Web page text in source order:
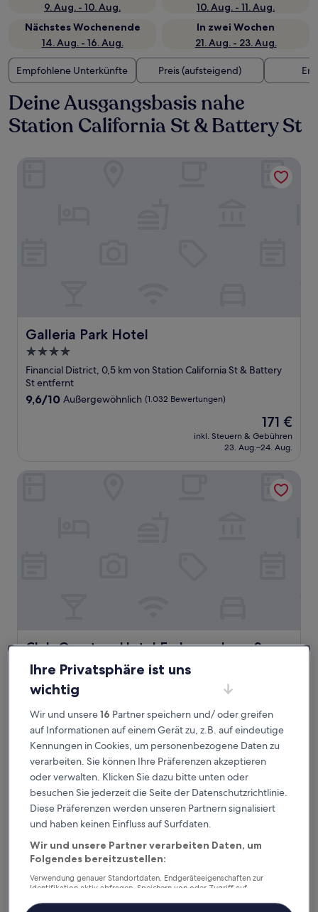
9. Aug. - 10. Aug.
10. Aug. - 11. Aug.
Nächstes Wochenende
14. Aug. - 16. Aug.
In zwei Wochen
21. Aug. - 23. Aug.
Empfohlene Unterkünfte Preis (aufsteigend)
Deine Ausgangsbasis nahe
Station California St & Battery St
Galleria Park Hotel
Galleria Park Hotel
4.0-
Sterne-
Unterkunft
Financial District, 0,5 km von Station California St & Battery
St entfernt
9.6
9,6/10 Außergewöhnlich (1.032 Bewertungen)
Der
Preis
beträgt
171 €
inkl. Steuern & Gebühren
23. Aug.–24. Aug.
Club Quarters Hotel Embarcadero, San
Francisco
Club Quarters Hotel Embarcadero, San Francisco
4.0-
Sterne-
Unterkunft
Financial District, 0,2 km von Station California St & Battery
St entfernt
8.8
von
10,
Hervorragend,
(3.420
Bewertungen)
8,8/10 Hervorragend (3.420 Bewertungen)
Der
Preis
142 €
142 €
inkl. Steuern & Gebühren
23. Aug.–24. Aug.
Four Seasons Hotel San Francisco at Embarcadero
Ihre Privatsphäre ist uns
wichtig
Wir und unsere16 Partner speichern und/ oder greifen
auf Informationen auf einem Gerät zu, z.B. auf eindeutige
Kennungen in Cookies, um personenbezogene Daten zu
verarbeiten. Sie können Ihre Präferenzen akzeptieren
oder verwalten. Klicken Sie dazu bitte unten oder
besuchen Sie jederzeit die Seite der Datenschutzrichtlinie.
Diese Präferenzen werden unseren Partnern signalisiert
und haben keinen Einfluss auf Surfdaten.
Wir und unsere Partner verarbeiten Daten, um
Folgendes bereitzustellen:
Verwendung genauer Standortdaten. Endgeräteeigenschaften zur
Identifikation aktiv abfragen. Speichern von oder Zugriff auf
Inhalte, Messung von Werbeleistung und der Performance von Inhalten,